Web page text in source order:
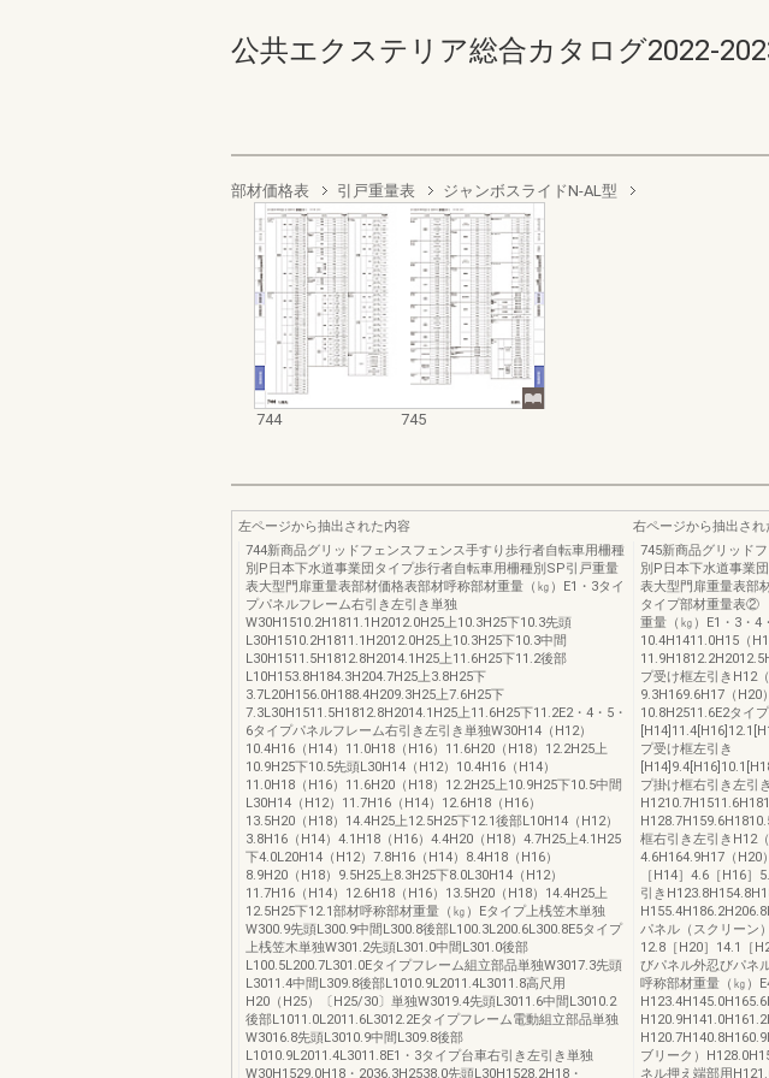
公共エクステリア総合カタログ2022-
部材価格表 引戸重量表 ジャンボスライドN-AL型
744 745
左ページから抽出された内容
744新商品グリッドフェンスフェンス手すり歩行者自転車用柵種
別P日本下水道事業団タイプ歩行者自転車用柵種別SP引戸重量
表大型門扉重量表部材価格表部材呼称部材重量（㎏）E1・3タイ
プパネルフレーム右引き左引き単独
W30H1510.2H1811.1H2012.0H25上10.3H25下10.3先頭
L30H1510.2H1811.1H2012.0H25上10.3H25下10.3中間
L30H1511.5H1812.8H2014.1H25上11.6H25下11.2後部
L10H153.8H184.3H204.7H25上3.8H25下
3.7L20H156.0H188.4H209.3H25上7.6H25下
7.3L30H1511.5H1812.8H2014.1H25上11.6H25下11.2E2・4・5・
6タイプパネルフレーム右引き左引き単独W30H14（H12）
10.4H16（H14）11.0H18（H16）11.6H20（H18）12.2H25上
10.9H25下10.5先頭L30H14（H12）10.4H16（H14）
11.0H18（H16）11.6H20（H18）12.2H25上10.9H25下10.5中間
L30H14（H12）11.7H16（H14）12.6H18（H16）
13.5H20（H18）14.4H25上12.5H25下12.1後部L10H14（H12）
3.8H16（H14）4.1H18（H16）4.4H20（H18）4.7H25上4.1H25
下4.0L20H14（H12）7.8H16（H14）8.4H18（H16）
8.9H20（H18）9.5H25上8.3H25下8.0L30H14（H12）
11.7H16（H14）12.6H18（H16）13.5H20（H18）14.4H25上
12.5H25下12.1部材呼称部材重量（㎏）Eタイプ上桟笠木単独
W300.9先頭L300.9中間L300.8後部L100.3L200.6L300.8E5タイプ
上桟笠木単独W301.2先頭L301.0中間L301.0後部
L100.5L200.7L301.0Eタイプフレーム組立部品単独W3017.3先頭
L3011.4中間L309.8後部L1010.9L2011.4L3011.8高尺用
H20（H25）〔H25/30〕単独W3019.4先頭L3011.6中間L3010.2
後部L1011.0L2011.6L3012.2Eタイプフレーム電動組立部品単独
W3016.8先頭L3010.9中間L309.8後部
L1010.9L2011.4L3011.8E1・3タイプ台車右引き左引き単独
W30H1529.0H18・2036.3H2538.0先頭L30H1528.2H18・
右ページから抽出され
745新商品グリッド
別P日本下水道事業
表大型門扉重量表部
タイプ部材重量表②
重量（㎏）E1・3・4
10.4H1411.0H15（
プ受け框左引きH12
9.3H169.6H17（H20
10.8H2511.6E2タイ
プ受け框左引き
プ掛け框右引き左引き
框右引き左引きH12
4.6H164.9H17（H20
［H14］4.6［H16
引き
パネル（スクリーン
12.8［H20］14.1［
びパネル外忍びパネ
呼称部材重量（㎏）
ブリーク）
ネル押え端部用